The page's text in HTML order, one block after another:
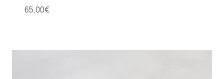
65,00€